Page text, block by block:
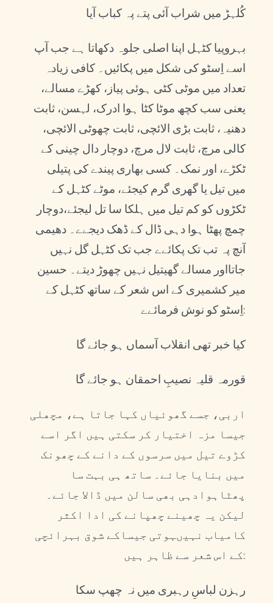
کُلہڑ میں شراب آئی پتے پہ کباب آیا
بہروپیا کٹہل اپنا اصلی جلوہ دکھاتا ہے جب آپ
اسے اِسٹو کی شکل میں پکائیں۔ کافی زیادہ
تعداد میں موٹی کٹی ہوئی پیاز، کھڑے مسالے،
یعنی سب کچھ موٹا کٹا ہوا ادرک، لہسن، ثابت
دھنیہ، ثابت بڑی الائچی، ثابت چھوٹی الائچی،
کالی مرچ، ثابت لال مرچ، دوچار دال چینی کے
ٹکڑے، اور نمک۔ کسی بھاری پیندے کی پتیلی
میں تیل یا گھری گرم کیجئے، موٹے کٹہل کے
ٹکڑوں کو کم تیل میں ہلکا سا تل لیجئے،دوچار
چمچ پھٹا ہوا دہی ڈال کے ڈھک دیجےے۔ دھیمی
آنچ پہ تب تک پکائےے جب تک کٹہل گل نہیں
جاتااور مسالے گھیتیل نہیں چھوڑ دیتے۔ حسین
میر کشمیری کے اس شعر کے ساتھ کٹہل کے
اِسٹو کو نوش فرمائےے:
کیا خبر تھی انقلاب آسماں ہو جائے گا
قورمہ قلیہ نصیبِ احمقان ہو جائے گا
اربی، جسے گھوئیاں کہا جاتا ہے، مچھلی
جیسا مزہ اختیار کر سکتی ہیں اگر اسے
کڑوے تیل میں سرسوں کے دانے کے چھونک
میں بنایا جائے۔ ساتھ ہی بہت سا
پھٹاہوادہی بھی سالن میں ڈالا جائے۔
لیکن یہ چھینے چھپانے کی ادا اکثر
کامیاب نہیںہوتی جیساکے شوق بہرائچی
کے اس شعر سے ظاہر ہیں:
رہزن لباسِ رہبری میں نہ چھپ سکا